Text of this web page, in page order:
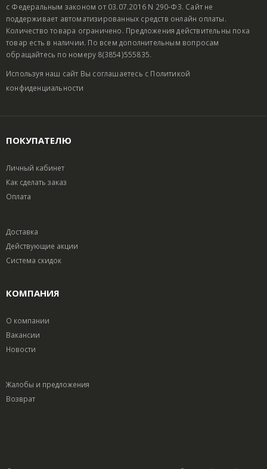
с Федеральным законом от 03.07.2016 N 290-ФЗ. Сайт не
поддерживает автоматизированных средств онлайн оплаты.
Количество товара ограничено. Предложения действительны пока
товар есть в наличии. По всем дополнительным вопросам
обращайтесь по номеру 8(3854)555835.
Используя наш сайт Вы соглашаетесь с Политикой
конфиденциальности
ПОКУПАТЕЛЮ
Личный кабинет
Как сделать заказ
Оплата
Доставка
Действующие акции
Система скидок
КОМПАНИЯ
О компании
Вакансии
Новости
Жалобы и предложения
Возврат